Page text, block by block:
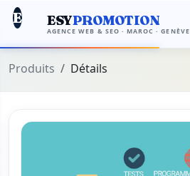
E ESYPROMOTION
AGENCE WEB & SEO · MAROC · GENÈVE
Produits Détails